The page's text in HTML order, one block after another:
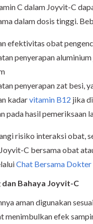
C dalam Joyvit-C
dalam dosis tinggi.
efektivitas obat
penyerapan
penyerapan zat besi,
kadarvitamin B12 jika
pada hasil
risiko interaksi obat,
C bersama obat
Chat Bersama Dokter
dan Bahaya Joyvit-C
aman digunakan
menimbulkan efek